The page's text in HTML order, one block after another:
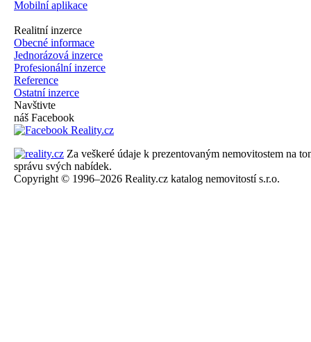
Mobilní aplikace
Realitní inzerce
Obecné informace
Jednorázová inzerce
Profesionální inzerce
Reference
Ostatní inzerce
Navštivte
náš Facebook
Za veškeré údaje k prezentovaným nemovitostem na
správu svých nabídek.
Copyright © 1996–2026 Reality.cz katalog nemovitostí s.r.o.